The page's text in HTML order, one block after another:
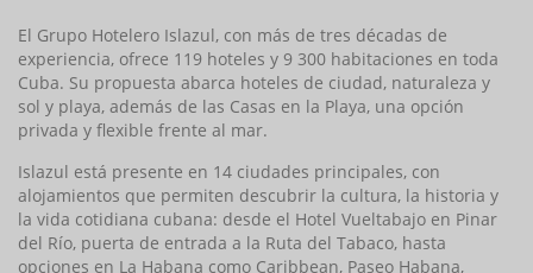
El Grupo Hotelero Islazul, con más de tres décadas de
experiencia, ofrece 119 hoteles y 9 300 habitaciones en toda
Cuba. Su propuesta abarca hoteles de ciudad, naturaleza y
sol y playa, además de las Casas en la Playa, una opción
privada y flexible frente al mar.
Islazul está presente en 14 ciudades principales, con
alojamientos que permiten descubrir la cultura, la historia y
la vida cotidiana cubana: desde el Hotel Vueltabajo en Pinar
del Río, puerta de entrada a la Ruta del Tabaco, hasta
opciones en La Habana como Caribbean, Paseo Habana,